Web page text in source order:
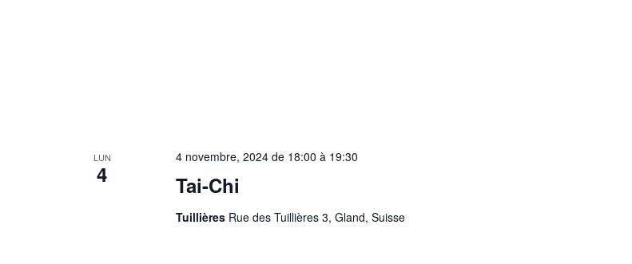
LUN
4 Tai-Chi
4 novembre, 2024 de 18:00 à 19:30
Tuillières Rue des Tuillières 3, Gland, Suisse